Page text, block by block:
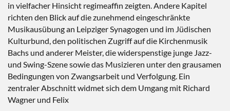
in vielfacher Hinsicht regimeaffin zeigten. Andere Kapitel
richten den Blick auf die zunehmend eingeschränkte
Musikausübung an Leipziger Synagogen und im Jüdischen
Kulturbund, den politischen Zugriff auf die Kirchenmusik
Bachs und anderer Meister, die widerspenstige junge Jazz-
und Swing-Szene sowie das Musizieren unter den grausamen
Bedingungen von Zwangsarbeit und Verfolgung. Ein
zentraler Abschnitt widmet sich dem Umgang mit Richard
Wagner und Felix